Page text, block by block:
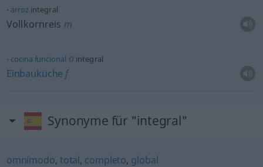
arrozintegral
Vollkornreis m
cocina funcional o integral
Einbauküche f
Synonyme für "integral"
omnímodo, total, completo, global